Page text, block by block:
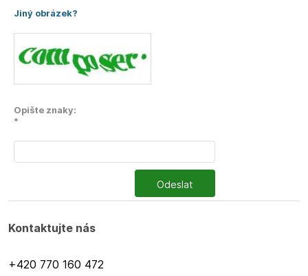
Jiný obrázek?
Opište znaky:
*
Odeslat
Kontaktujte nás
+420 770 160 472